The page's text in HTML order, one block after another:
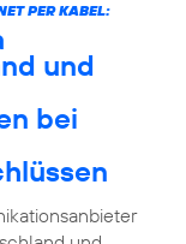
PER KABEL:
und
bei